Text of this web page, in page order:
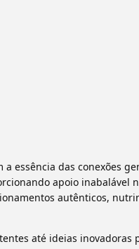
essência das conexões
apoio inabalável
autênticos,
até ideias inovadoras